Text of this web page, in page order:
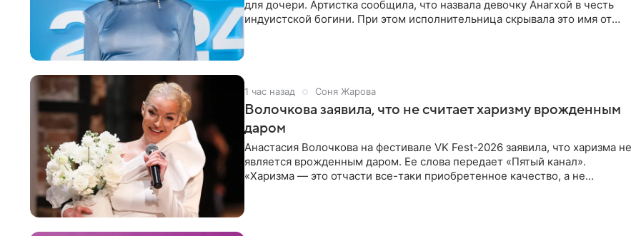
для дочери. Артистка сообщила, что назвала девочку Анагхой в честь
индуистской богини. При этом исполнительница скрывала это имя от
1 час назад Соня Жарова
Волочкова заявила, что не считает харизму врожденным
даром
Анастасия Волочкова на фестивале VK Fest-2026 заявила, что харизма не
является врожденным даром. Ее слова передает «Пятый канал».
«Харизма — это отчасти все-таки приобретенное качество, а не